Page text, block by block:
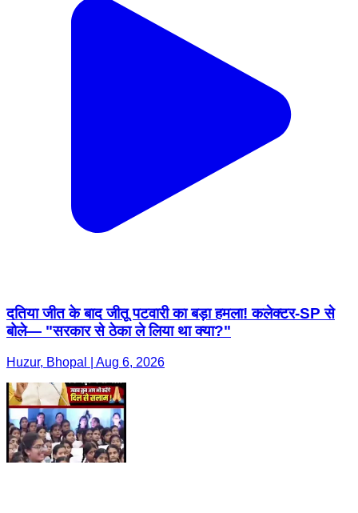
दतिया जीत के बाद जीतू पटवारी का बड़ा हमला! कलेक्टर-SP से
बोले— "सरकार से ठेका ले लिया था क्या?"
Huzur, Bhopal | Aug 6, 2026